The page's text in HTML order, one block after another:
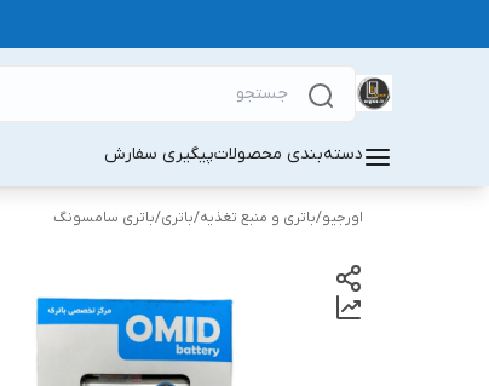
دسته‌بندی محصولاتپیگیری سفارش
اورجیو/باتری و منبع تغذیه/باتری/باتری سامسونگ